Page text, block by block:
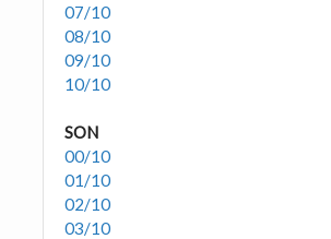
07/10
08/10
09/10
10/10
SON
00/10
01/10
02/10
03/10